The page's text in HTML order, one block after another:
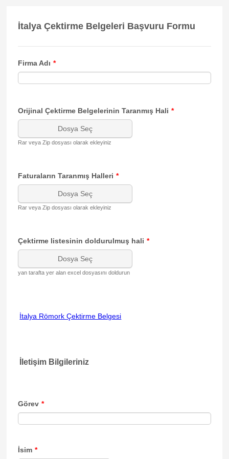
İtalya Çektirme Belgeleri Başvuru Formu
Firma Adı *
Orijinal Çektirme Belgelerinin Taranmış Hali *
Dosya Seç
Rar veya Zip dosyası olarak ekleyiniz
Faturaların Taranmış Halleri *
Dosya Seç
Rar veya Zip dosyası olarak ekleyiniz
Çektirme listesinin doldurulmuş hali *
Dosya Seç
yan tarafta yer alan excel dosyasını doldurun
İtalya Römork Çektirme Belgesi
İletişim Bilgileriniz
Görev *
İsim *